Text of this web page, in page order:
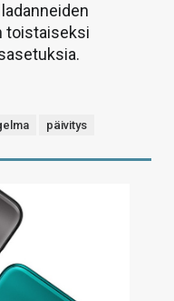
toistaiseksi
päivitys